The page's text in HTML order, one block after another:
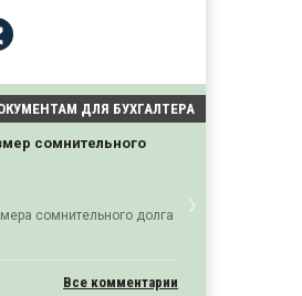
ДЛЯ БУХГАЛТЕРА
сомнительного
сомнительного долга
›Next
Все комментарии